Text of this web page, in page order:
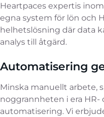
Heartpaces expertis
egna system för lön och
helhetslösning där data
analys till åtgärd.
Automatisering
Minska manuellt arbete,
noggrannheten i era
automatisering. Vi